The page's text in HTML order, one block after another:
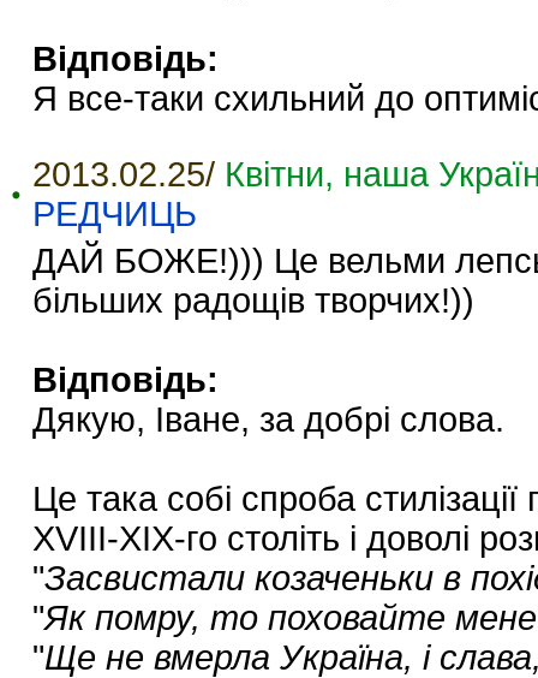
Відповідь:
Я все-таки схильний до
2013.02.25/ Квітни, наша
РЕДЧИЦЬ
ДАЙ БОЖЕ!))) Це вельми
більших радощів творчих!))
Відповідь:
Дякую, Іване, за добрі слова.
Це така собі спроба
XVIII-XIX-го століть і доволі
"Засвистали козаченьки в
"Як помру, то поховайте мене
"Ще не вмерла Україна, і